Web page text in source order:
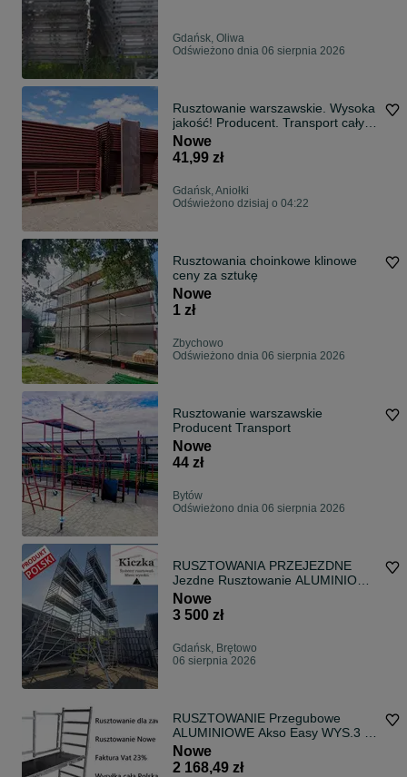
Gdańsk, Oliwa
Odświeżono dnia 06 sierpnia 2026
Rusztowanie warszawskie. Wysoka
jakość! Producent. Transport cały
kraj
Nowe
41,99 zł
Gdańsk, Aniołki
Odświeżono dzisiaj o 04:22
Rusztowania choinkowe klinowe
ceny za sztukę
Nowe
1 zł
Zbychowo
Odświeżono dnia 06 sierpnia 2026
Rusztowanie warszawskie
Producent Transport
Nowe
44 zł
Bytów
Odświeżono dnia 06 sierpnia 2026
RUSZTOWANIA PRZEJEZDNE
Jezdne Rusztowanie ALUMINIOWE
do 13m- Hurtownia
Nowe
3 500 zł
Gdańsk, Brętowo
06 sierpnia 2026
RUSZTOWANIE Przegubowe
ALUMINIOWE Akso Easy WYS.3 M
Polski producent
Nowe
2 168,49 zł